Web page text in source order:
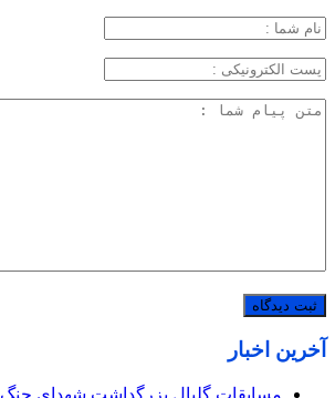
آخرین اخبار
مسابقات گلبال بزرگداشت شهدای جنگ